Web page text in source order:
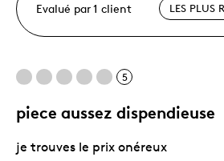
Evalué par 1 client
5
piece aussez dispendieuse
je trouves le prix onéreux